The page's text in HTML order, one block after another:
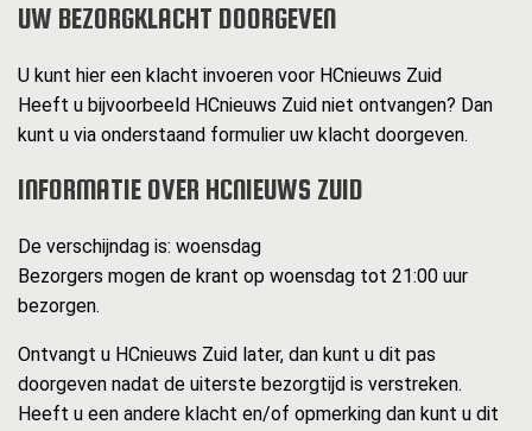
UW BEZORGKLACHT DOORGEVEN
U kunt hier een klacht invoeren voor HCnieuws Zuid
Heeft u bijvoorbeeld HCnieuws Zuid niet ontvangen? Dan
kunt u via onderstaand formulier uw klacht doorgeven.
INFORMATIE OVER HCNIEUWS ZUID
De verschijndag is: woensdag
Bezorgers mogen de krant op woensdag tot 21:00 uur
bezorgen.
Ontvangt u HCnieuws Zuid later, dan kunt u dit pas
doorgeven nadat de uiterste bezorgtijd is verstreken.
Heeft u een andere klacht en/of opmerking dan kunt u dit